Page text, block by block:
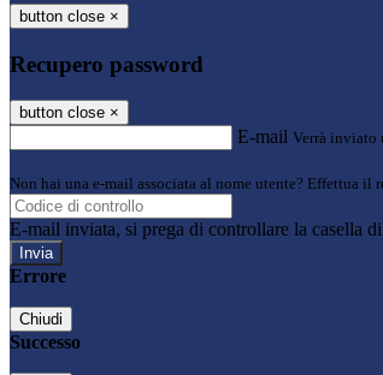
button close ×
Recupero password
button close ×
E-mail Verrà inviato
Non hai una e-mail associata al nome utente? Effettua il
E-mail inviata, si prega di controllare la casella
Errore
Chiudi
Successo